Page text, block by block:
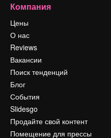
Компания
Цены
О нас
Reviews
Вакансии
Поиск тенденций
Блог
События
Slidesgo
Продайте свой контент
Помещение для прессы